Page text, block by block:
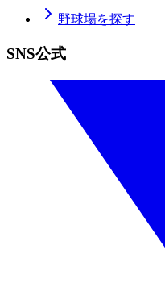
野球場を探す
SNS公式